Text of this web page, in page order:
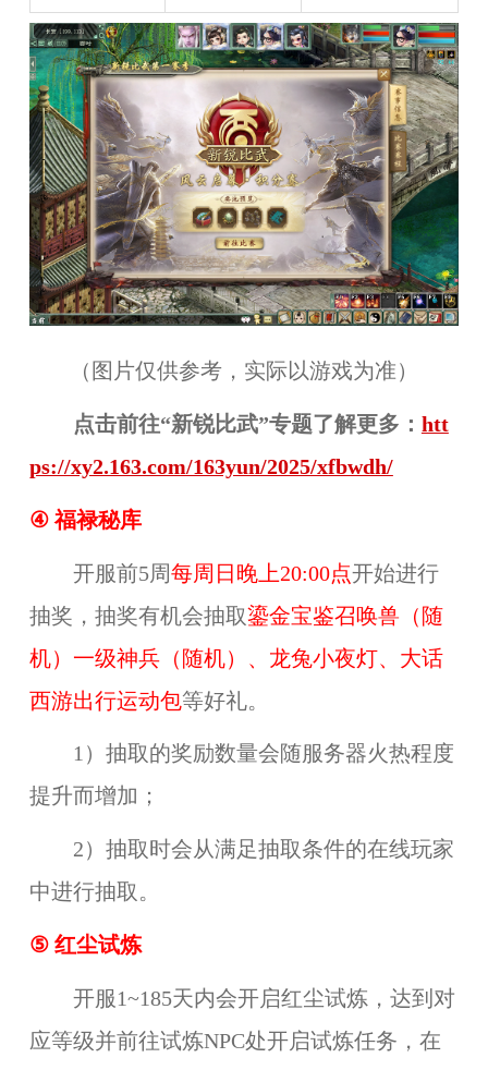
（图片仅供参考，实际以游戏为准）
点击前往“新锐比武”专题了解更多： htt
ps://xy2.163.com/163yun/2025/xfbwdh/
④ 福禄秘库
开服前5周每周日晚上20:00点开始进行
抽奖，抽奖有机会抽取鎏金宝鉴召唤兽（随
机）一级神兵（随机）
、 龙兔小夜灯、大话
西游出行运动包等好礼。
1）抽取的奖励数量会随服务器火热程度
提升而增加；
2）抽取时会从满足抽取条件的在线玩家
中进行抽取。
⑤ 红尘试炼
开服1~185天内会开启红尘试炼，达到对
应等级并前往试炼NPC处开启试炼任务，在